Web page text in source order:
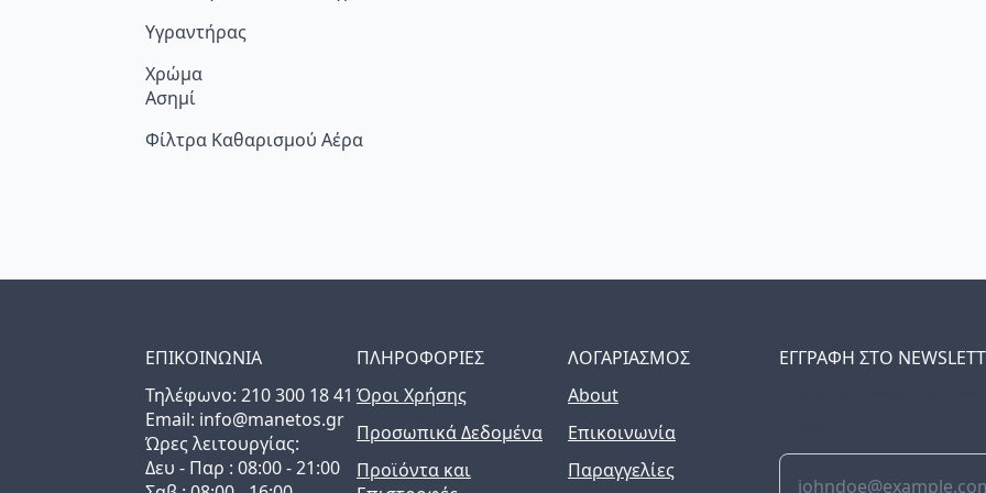
Υγραντήρας
Χρώμα
Ασημί
Φίλτρα Καθαρισμού Αέρα
ΕΠΙΚΟΙΝΩΝΙΑ
Τηλέφωνo: 210 300 18 41
Email: info@manetos.gr
Ώρες λειτουργίας:
Δευ - Παρ : 08:00 - 21:00
ΠΛΗΡΟΦΟΡΙΕΣ
Όροι Χρήσης
Προσωπικά Δεδομένα
Προϊόντα και
ΛΟΓΑΡΙΑΣΜΟΣ
About
Επικοινωνία
Παραγγελίες
ΕΓΓΡΑΦΗ ΣΤΟ